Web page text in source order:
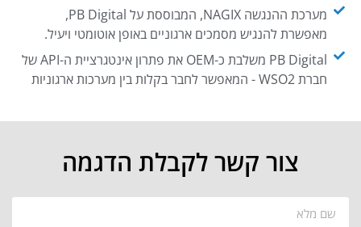
מערכת ההנגשה NAGIX, המבוססת על PB Digital,
מאפשרת להנגיש מסמכים ארגוניים באופן אוטומטי ויעיל.
PB Digital משלבת כ-OEM את פתרון אינטגרציית ה-API של
חברת WSO2 - המאפשר לחבר בקלות בין מערכות ארגוניות
צור קשר לקבלת הדגמה